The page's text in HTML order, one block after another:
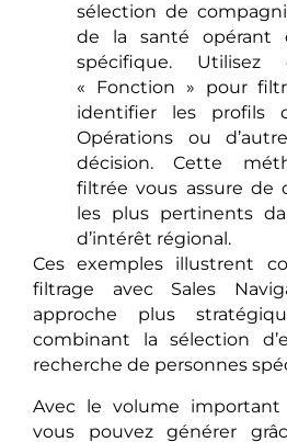
sélection de
de la santé opérant
spécifique.
« Fonction » pour
identifier les profils
Opérations ou
décision. Cette
filtrée vous assure de
les plus pertinents
d’intérêt régional.
Ces exemples illustrent
filtrage avec Sales
approche plus
combinant la sélection
recherche de personnes
Avec le volume
vous pouvez générer